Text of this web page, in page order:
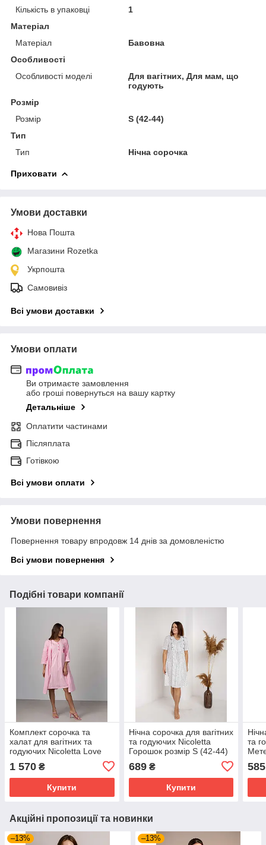
Кількість в упаковці
1
Матеріал
Матеріал
Бавовна
Особливості
Особливості моделі
Для вагітних, Для мам, що
годують
Розмір
Розмір
S (42-44)
Тип
Тип
Нічна сорочка
Приховати
Умови доставки
Нова Пошта
Магазини Rozetka
Укрпошта
Самовивіз
Всі умови доставки
Умови оплати
Ви отримаєте замовлення
або гроші повернуться на вашу картку
Детальніше
Оплатити частинами
Післяплата
Готівкою
Всі умови оплати
Умови повернення
Повернення товару впродовж 14 днів за домовленістю
Всі умови повернення
Подібні товари компанії
Комплект сорочка та
халат для вагітних та
годуючих Nicoletta Love
розмір S (42-44) Рожевий
1 570 ₴
Купити
Нічна сорочка для вагітних
та годуючих Nicoletta
Горошок розмір S (42-44)
689₴
Купити
та
585
Акційні пропозиції та новинки
–13% –13%